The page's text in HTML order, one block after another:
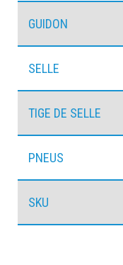
GUIDON
SELLE
TIGE DE SELLE
PNEUS
SKU